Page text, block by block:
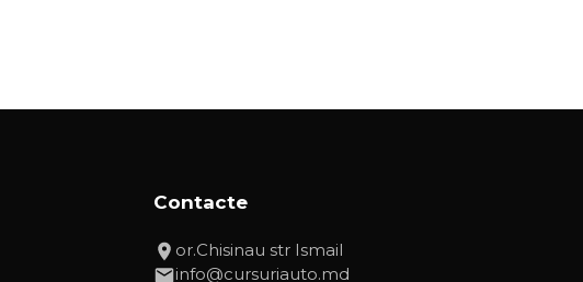
Contacte
or.Chisinau str Ismail
info@cursuriauto.md